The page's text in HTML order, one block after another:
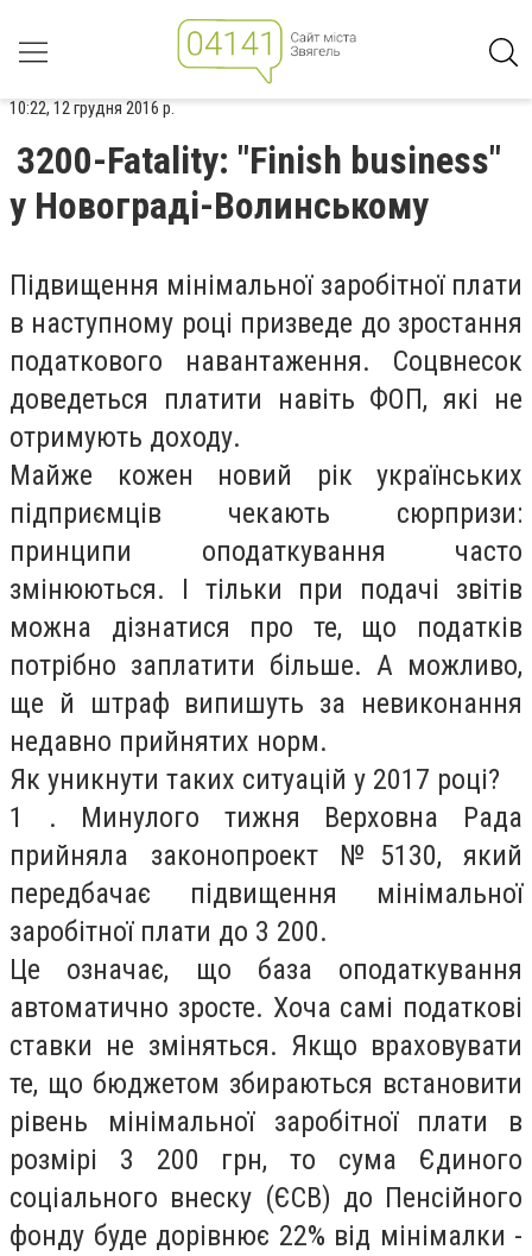
10:22, 12 грудня 2016 р.
3200-Fatality: "Finish business"
у Новограді-Волинському
Підвищення мінімальної заробітної плати
в наступному році призведе до зростання
податкового навантаження. Соцвнесок
доведеться платити навіть ФОП, які не
отримують доходу.
Майже кожен новий рік українських
підприємців чекають сюрпризи:
принципи оподаткування часто
змінюються. І тільки при подачі звітів
можна дізнатися про те, що податків
потрібно заплатити більше. А можливо,
ще й штраф випишуть за невиконання
недавно прийнятих норм.
Як уникнути таких ситуацій у 2017 році?
1
. Минулого тижня Верховна Рада
прийняла законопроект №5130, який
передбачає підвищення мінімальної
заробітної плати до 3 200.
Це означає, що база оподаткування
автоматично зросте. Хоча самі податкові
ставки не зміняться. Якщо враховувати
те, що бюджетом збираються встановити
рівень мінімальної заробітної плати в
розмірі 3 200 грн, то сума Єдиного
соціального внеску (ЄСВ) до Пенсійного
фонду буде дорівнює 22% від мінімалки -